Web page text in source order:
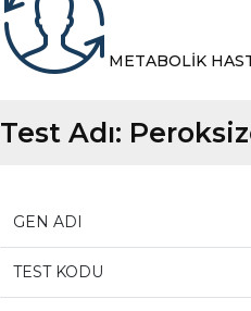
METABOLİK
Test Adı:
GEN ADI
TEST KODU